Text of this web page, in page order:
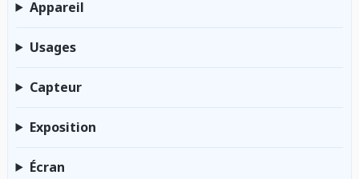
Appareil
Usages
Capteur
Exposition
Écran